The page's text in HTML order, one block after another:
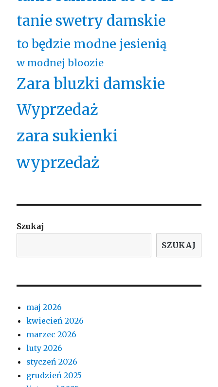
tanie swetry damskie
to będzie modne jesienią
w modnej bloozie
Zara bluzki damskie
Wyprzedaż
zara sukienki
wyprzedaż
Szukaj
SZUKAJ
maj 2026
kwiecień 2026
marzec 2026
luty 2026
styczeń 2026
grudzień 2025